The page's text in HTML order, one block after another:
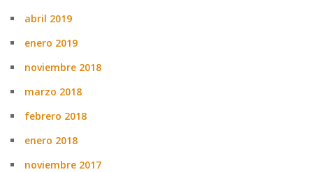
abril 2019
enero 2019
noviembre 2018
marzo 2018
febrero 2018
enero 2018
noviembre 2017